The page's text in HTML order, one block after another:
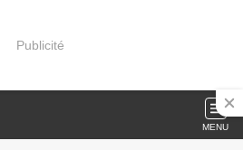
Publicité
MENU